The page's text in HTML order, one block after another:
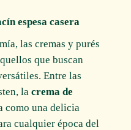
espesa casera
las cremas y purés
que buscan
Entre las
lacrema de
como una delicia
cualquier época del